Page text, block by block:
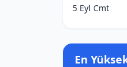
5 Eyl Cmt
En